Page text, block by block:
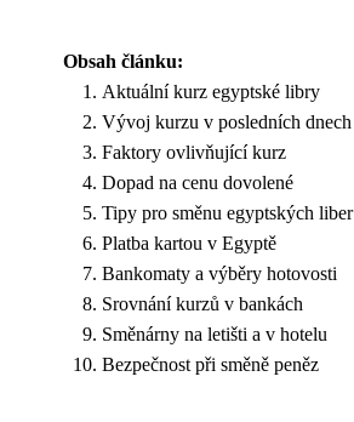
Obsah článku:
Aktuální kurz egyptské libry
Vývoj kurzu v posledních dnech
Faktory ovlivňující kurz
Dopad na cenu dovolené
Tipy pro směnu egyptských liber
Platba kartou v Egyptě
Bankomaty a výběry hotovosti
Srovnání kurzů v bankách
Směnárny na letišti a v hotelu
Bezpečnost při směně peněz